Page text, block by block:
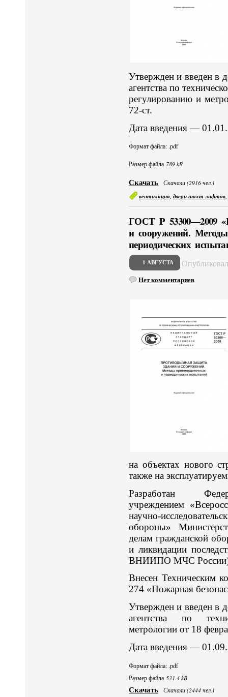
Утвержден и введен в
агентства по
регулированию и
72-ст.
Дата введения —
Формат файла: .pdf
Размер файла 789 kB
Скачать Скачали (2916 чел.)
вентиляция,двери шахт лифтов
ГОСТ Р 53300—2009
и сооружений.
периодических
1 АВГУСТА
Нет комментариев
на объектах нового
также на
Разработан
учреждением
научно-
обороны»
делам гражданской
и ликвидации
ВНИИПО МЧС
Внесен Техническим
274 «Пожарная
Утвержден и введен в
агентства по
метрологии от 18
Дата введения —
Формат файла: .pdf
Размер файла 531.4 kB
Скачать Скачали (2444 чел.)